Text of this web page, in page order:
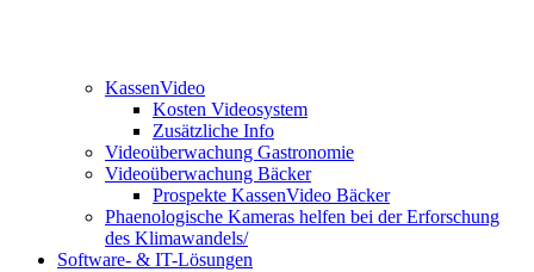
KassenVideo
Kosten Videosystem
Zusätzliche Info
Videoüberwachung Gastronomie
Videoüberwachung Bäcker
Prospekte KassenVideo Bäcker
Phaenologische Kameras helfen bei der Erforschung
des Klimawandels/
Software- & IT-Lösungen